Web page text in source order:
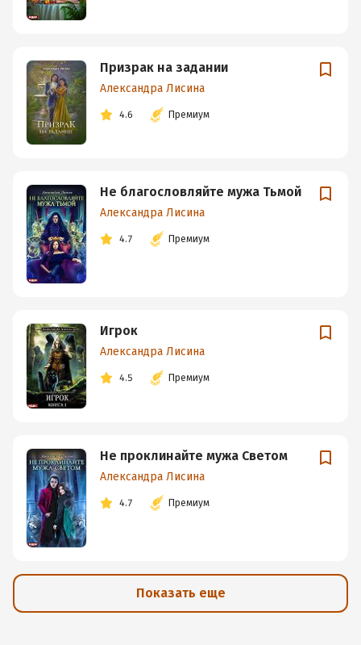
Призрак на задании
Александра Лисина
4.6 Премиум
Не благословляйте мужа Тьмой
Александра Лисина
4.7 Премиум
Игрок
Александра Лисина
4.5 Премиум
Не проклинайте мужа Светом
Александра Лисина
4.7 Премиум
Показать еще